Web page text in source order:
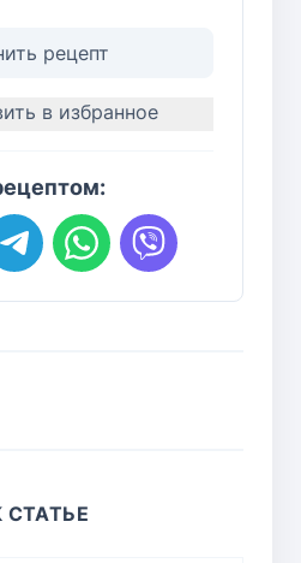
рецепт
в избранное